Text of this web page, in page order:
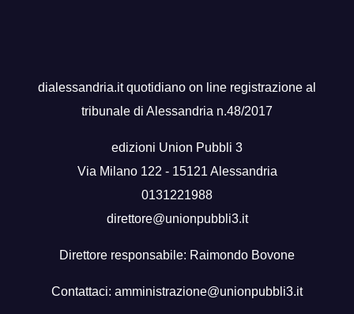
dialessandria.it quotidiano on line registrazione al
tribunale di Alessandria n.48/2017
edizioni Union Pubbli 3
Via Milano 122 - 15121 Alessandria
0131221988
direttore@unionpubbli3.it
Direttore responsabile: Raimondo Bovone
Contattaci: amministrazione@unionpubbli3.it